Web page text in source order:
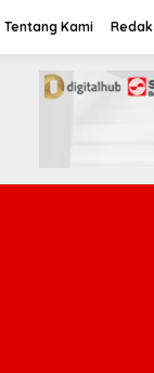
Tentang Kami